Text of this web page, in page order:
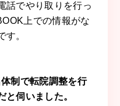
話でやり取りを行っ
上での情報がな
す。
制で転院調整を行
と伺いました。